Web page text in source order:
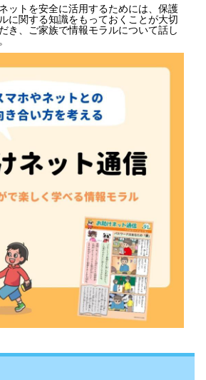
ットを安全に活用するためには、保護
に関する知識をもっておくことが大切
き、ご家族で情報モラルについて話し